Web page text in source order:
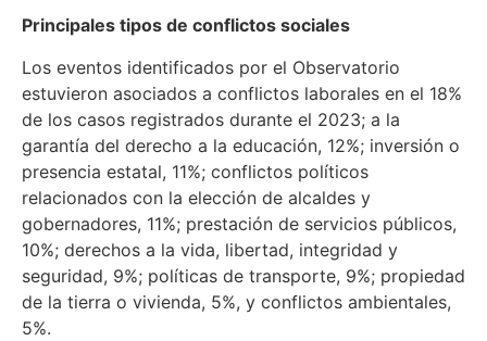
Principales tipos de conflictos sociales
Los eventos identificados por el Observatorio
estuvieron asociados a conflictos laborales en el 18%
de los casos registrados durante el 2023; a la
garantía del derecho a la educación, 12%; inversión o
presencia estatal, 11%; conflictos políticos
relacionados con la elección de alcaldes y
gobernadores, 11%; prestación de servicios públicos,
10%; derechos a la vida, libertad, integridad y
seguridad, 9%; políticas de transporte, 9%; propiedad
de la tierra o vivienda, 5%, y conflictos ambientales,
5%.